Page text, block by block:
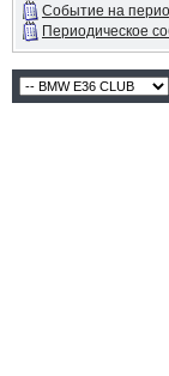
Событие на
Периодическое